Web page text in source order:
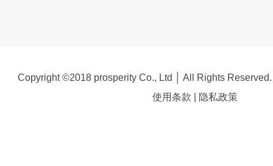
Copyright ©2018 prosperity Co., Ltd │ All Rights
使用条款
隐私政策